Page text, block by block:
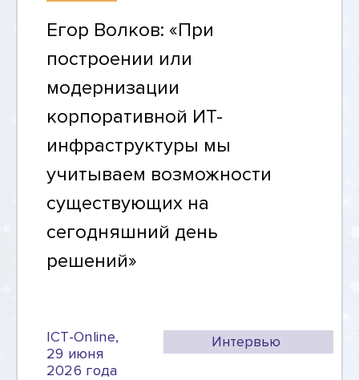
Егор Волков: «При
построении или
модернизации
корпоративной ИТ-
инфраструктуры мы
учитываем возможности
существующих на
сегодняшний день
решений»
ICT-Online,
29 июня
2026 года
Интервью